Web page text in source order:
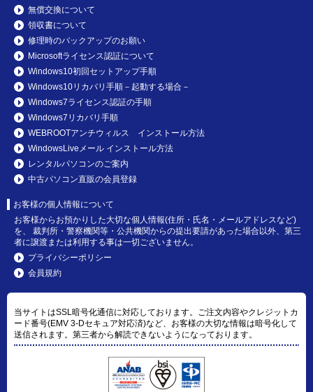
無償交換について
領収書について
修理時のバックアップのお願い
Microsoftライセンス認証について
Windows10初回セットアップ手順
Windows10リカバリ手順－起動する場合－
Windows7ライセンス認証の手順
Windows7リカバリ手順
WEBROOTアンチウィルス インストール方法
WindowsLiveメール インストール方法
レンタルパソコンのご案内
中古パソコン直販の会員登録
お客様の個人情報について
お客様からお預かりした大切な個人情報(住所・氏名・メールアドレスなど)
を、 裁判所・警察機関等・公共機関からの提出要請があった場合以外、第三
者に譲渡または利用する事は一切ございません。
プライバシーポリシー
会員規約
当サイトはSSL暗号化通信に対応しております。ご注文内容やクレジットカ
ード番号(EMV 3-Dセキュア対応済)など、お客様の大切な情報は暗号化して
送信されます。第三者から解読できないようになっております。